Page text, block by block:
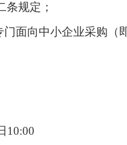
规定；
面向中小企业采购（
10:00